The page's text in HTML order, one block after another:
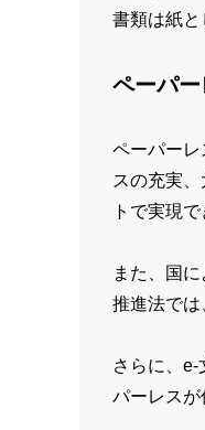
書類は紙と
ペーパ
ペーパー
スの充実
トで実現
また、国
推進法では
さらに、
パーレスが